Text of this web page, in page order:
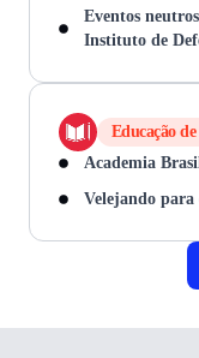
Eventos
Instituto de
Educação
Academia
Velejando